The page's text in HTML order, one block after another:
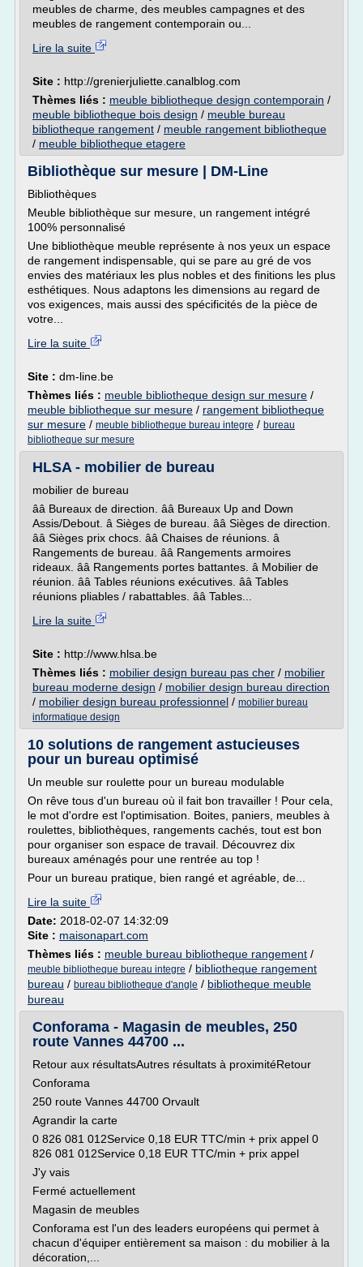
meubles de charme, des meubles campagnes et des
meubles de rangement contemporain ou...
Lire la suite
Site : http://grenierjuliette.canalblog.com
Thèmes liés : meuble bibliotheque design contemporain /
meuble bibliotheque bois design / meuble bureau
bibliotheque rangement / meuble rangement bibliotheque
/ meuble bibliotheque etagere
Bibliothèque sur mesure | DM-Line
Bibliothèques
Meuble bibliothèque sur mesure, un rangement intégré
100% personnalisé
Une bibliothèque meuble représente à nos yeux un espace
de rangement indispensable, qui se pare au gré de vos
envies des matériaux les plus nobles et des finitions les plus
esthétiques. Nous adaptons les dimensions au regard de
vos exigences, mais aussi des spécificités de la pièce de
votre...
Lire la suite
Site : dm-line.be
Thèmes liés : meuble bibliotheque design sur mesure /
meuble bibliotheque sur mesure / rangement bibliotheque
sur mesure / meuble bibliotheque bureau integre / bureau
bibliotheque sur mesure
HLSA - mobilier de bureau
mobilier de bureau
ââ Bureaux de direction. ââ Bureaux Up and Down
Assis/Debout. â Sièges de bureau. ââ Sièges de direction.
ââ Sièges prix chocs. ââ Chaises de réunions. â
Rangements de bureau. ââ Rangements armoires
rideaux. ââ Rangements portes battantes. â Mobilier de
réunion. ââ Tables réunions exécutives. ââ Tables
réunions pliables / rabattables. ââ Tables...
Lire la suite
Site : http://www.hlsa.be
Thèmes liés : mobilier design bureau pas cher / mobilier
bureau moderne design / mobilier design bureau direction
/ mobilier design bureau professionnel / mobilier bureau
informatique design
10 solutions de rangement astucieuses
pour un bureau optimisé
Un meuble sur roulette pour un bureau modulable
On rêve tous d'un bureau où il fait bon travailler ! Pour cela,
le mot d'ordre est l'optimisation. Boites, paniers, meubles à
roulettes, bibliothèques, rangements cachés, tout est bon
pour organiser son espace de travail. Découvrez dix
bureaux aménagés pour une rentrée au top !
Pour un bureau pratique, bien rangé et agréable, de...
Lire la suite
Date: 2018-02-07 14:32:09
Site : maisonapart.com
Thèmes liés : meuble bureau bibliotheque rangement /
meuble bibliotheque bureau integre / bibliotheque rangement
bureau / bureau bibliotheque d'angle / bibliotheque meuble
bureau
Conforama - Magasin de meubles, 250
route Vannes 44700 ...
Retour aux résultatsAutres résultats à proximitéRetour
Conforama
250 route Vannes 44700 Orvault
Agrandir la carte
0 826 081 012Service 0,18 EUR TTC/min + prix appel 0
826 081 012Service 0,18 EUR TTC/min + prix appel
J'y vais
Fermé actuellement
Magasin de meubles
Conforama est l'un des leaders européens qui permet à
chacun d'équiper entièrement sa maison : du mobilier à la
décoration,...